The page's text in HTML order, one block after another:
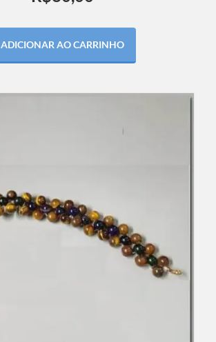
ADICIONAR AO CARRINHO